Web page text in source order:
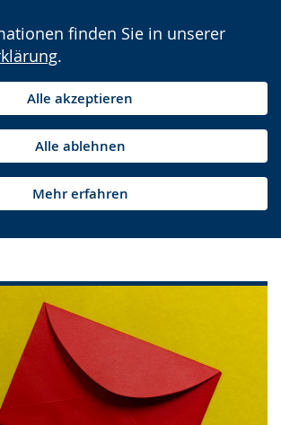
finden Sie in unserer
.
Alle akzeptieren
Alle ablehnen
Mehr erfahren